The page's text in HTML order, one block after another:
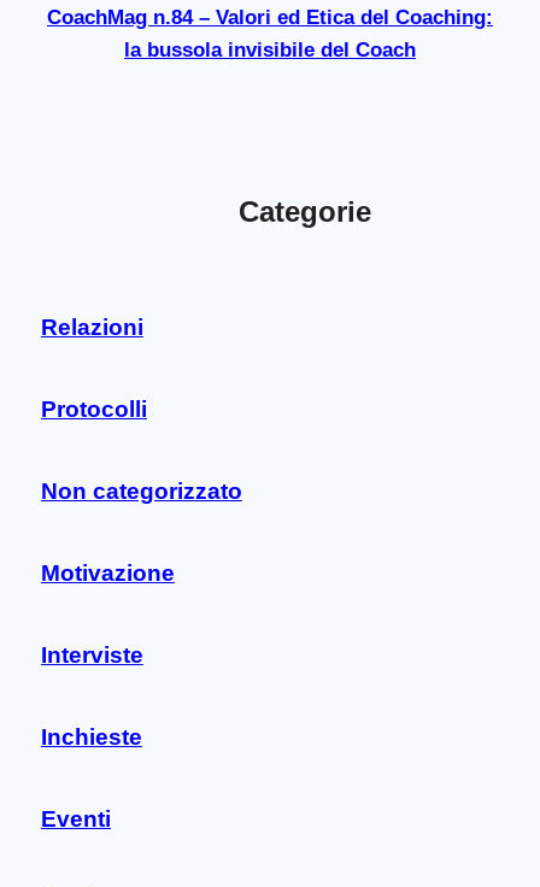
CoachMag n.84 – Valori ed Etica del Coaching:
la bussola invisibile del Coach
Categorie
Relazioni
Protocolli
Non categorizzato
Motivazione
Interviste
Inchieste
Eventi